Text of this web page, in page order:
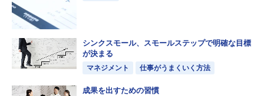
シンクスモール、スモールステップで明確な目標
が決まる
マネジメント 仕事がうまくいく方法
成果を出すための習慣